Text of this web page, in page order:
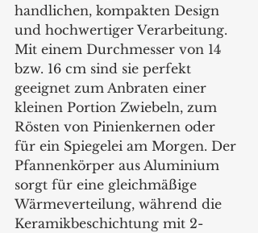
handlichen, kompakten Design
und hochwertiger Verarbeitung.
Mit einem Durchmesser von 14
bzw. 16 cm sind sie perfekt
geeignet zum Anbraten einer
kleinen Portion Zwiebeln, zum
Rösten von Pinienkernen oder
für ein Spiegelei am Morgen. Der
Pfannenkörper aus Aluminium
sorgt für eine gleichmäßige
Wärmeverteilung, während die
Keramikbeschichtung mit 2-